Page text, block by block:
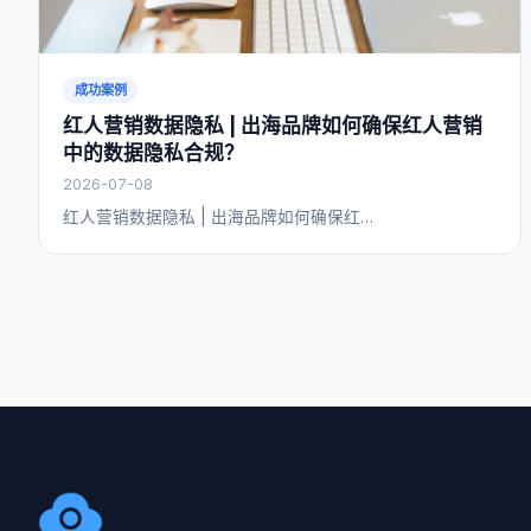
成功案例
红人营销数据隐私 | 出海品牌如何确保红人营销
中的数据隐私合规？
2026-07-08
红人营销数据隐私 | 出海品牌如何确保红…